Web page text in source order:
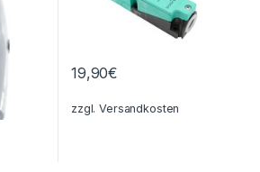
19,90€
zzgl.Versandkosten